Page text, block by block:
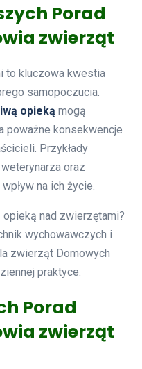
Porad
zwierząt
to kluczowa kwestia
samopoczucia.
opieką mogą
poważne konsekwencje
Przykłady
oraz
na ich życie.
nad zwierzętami?
wychowawczych i
zwierząt Domowych
praktyce.
Porad
zwierząt